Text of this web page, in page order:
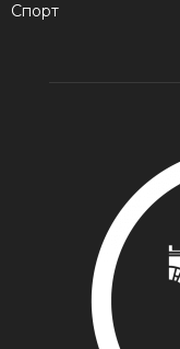
Спорт